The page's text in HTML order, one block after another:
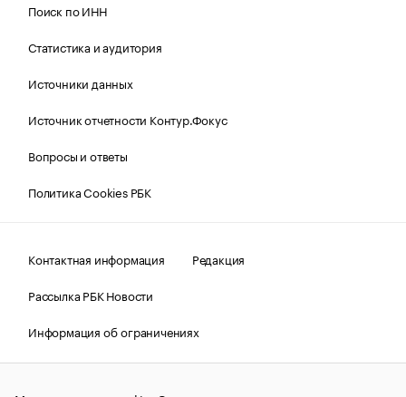
Поиск по ИНН
Статистика и аудитория
Источники данных
Источник отчетности Контур.Фокус
Вопросы и ответы
Политика Cookies РБК
Контактная информация
Редакция
Рассылка РБК Новости
Информация об ограничениях
Правовая информация
О соблюдении авторских прав